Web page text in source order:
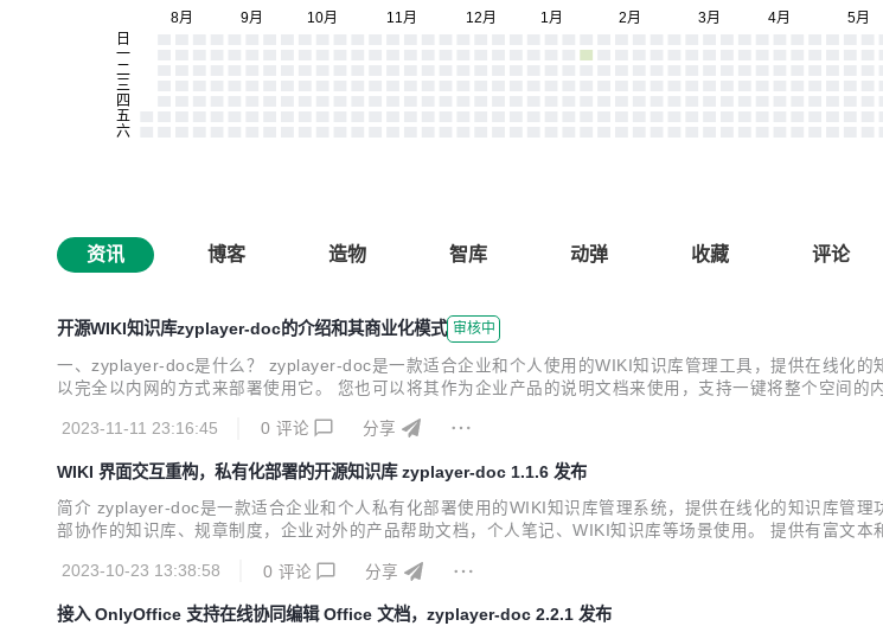
资讯 博客 造物 智库 动弹 收藏 评论
开源WIKI知识库zyplayer-doc的介绍和其商业化模式 审核中
一、zyplayer-doc是什么？ zyplayer-doc是一款适合企业和个人使用的WIKI知识库管理工具，提供在线化
以完全以内网的方式来部署使用它。 您也可以将其作为企业产品的说明文档来使用，支持一键将整个空间
用，对于个人、开源项目或组织、教育用途完全免费。 您可以到项...
2023-11-11 23:16:45 0 评论 分享
WIKI 界面交互重构，私有化部署的开源知识库 zyplayer-doc 1.1.6 发布
简介 zyplayer-doc是一款适合企业和个人私有化部署使用的WIKI知识库管理系统，提供在线化的知识库管
部协作的知识库、规章制度，企业对外的产品帮助文档，个人笔记、WIKI知识库等场景使用。 提供有富文
2023-10-23 13:38:58
0 评论 分享
接入 OnlyOffice 支持在线协同编辑 Office 文档，zyplayer-doc 2.2.1 发布